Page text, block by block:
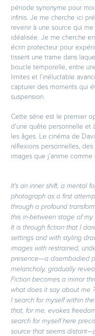
période synonyme pour
infinis. Je me cherche ici
revenir à une source qui
idéalisée. Je me cherche
écrin protecteur pour
tissent une trame dans
boucle temporelle, entre
limites et l’inéluctable
capturer des moments qui
suspension.
Cette série est le premier
d’une quête personnelle et
les âges. Le cinéma de
réflexions personnelles,
images que j’anime
It's an inner shift, a mental
photograph as a first
through a profound
this in-between stage of my
It is through fiction that I
settings and with styling
images with restrained,
presence—a disembodied
melancholy, gradually
Fiction becomes a mirror
what does it say about me
I search for myself within
that, for me, evokes
search for myself here
source that seems